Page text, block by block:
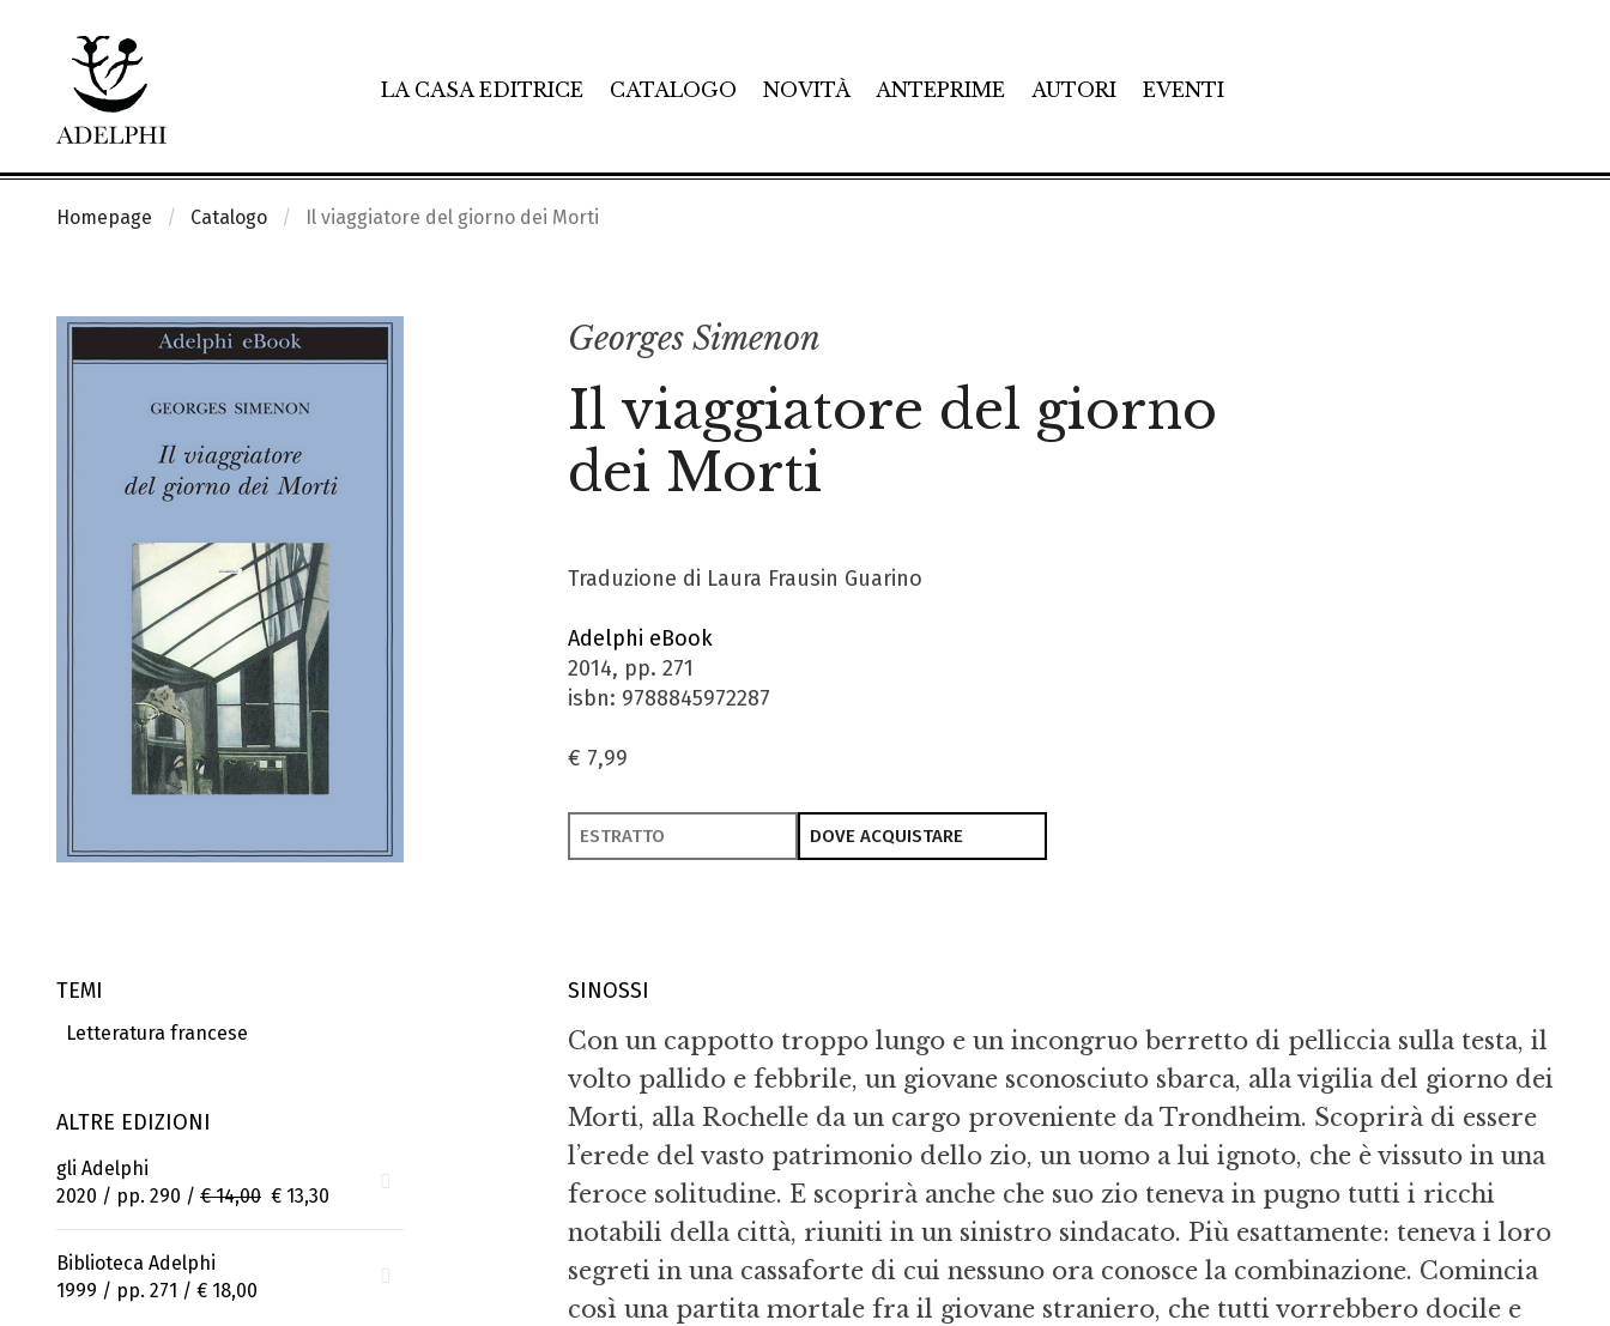
LA CASA EDITRICE CATALOGO NOVITÀ ANTEPRIME AUTORI EVENTI
Homepage Catalogo Il viaggiatore del giorno dei Morti
Georges Simenon
Il viaggiatore del giorno
dei Morti
Traduzione di Laura Frausin Guarino
Adelphi eBook
2014, pp. 271
isbn: 9788845972287
€ 7,99
ESTRATTO DOVE ACQUISTARE
TEMI
Letteratura francese
ALTRE EDIZIONI
gli Adelphi
2020 / pp. 290 / € 14,00 € 13,30
Biblioteca Adelphi
1999 / pp. 271 / € 18,00
SINOSSI
Con un cappotto troppo lungo e un incongruo berretto di pelliccia sulla testa, il
volto pallido e febbrile, un giovane sconosciuto sbarca, alla vigilia del giorno dei
Morti, alla Rochelle da un cargo proveniente da Trondheim. Scoprirà di essere
l’erede del vasto patrimonio dello zio, un uomo a lui ignoto, che è vissuto in una
feroce solitudine. E scoprirà anche che suo zio teneva in pugno tutti i ricchi
notabili della città, riuniti in un sinistro sindacato. Più esattamente: teneva i loro
segreti in una cassaforte di cui nessuno ora conosce la combinazione. Comincia
così una partita mortale fra il giovane straniero, che tutti vorrebbero docile e